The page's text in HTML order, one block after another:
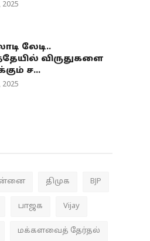
2025
லேடி..
விருதுகளை
ச...
2025
திமுக BJP
பாஜக Vijay
மக்களவைத் தேர்தல்